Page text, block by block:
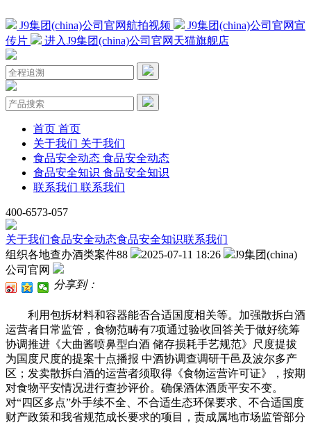
J9集团(china)公司官网航拍视频
J9集团(china)公司官网宣
传片
进入J9集团(china)公司官网天猫旗舰店
首页 首页
关于我们 关于我们
食品安全动态 食品安全动态
食品安全知识 食品安全知识
联系我们 联系我们
400-6573-057
关于我们食品安全动态食品安全知识联系我们
组织各地查办酒类案件88
2025-07-11 18:26
J9集团(china)
公司官网
分享到：
利用包拆材料和容器能否合适国度相关等。加强散拆白酒
运营者日常监管，食物范畴有7项通过验收回答关于做好统筹
协调推进《大曲酱喷鼻型白酒 储存损耗手艺规范》尺度提拔
为国度尺度的提案十点播报 中酒协调查调研干邑及波尔多产
区；发卖散拆白酒的运营者须取得《食物运营许可证》，按期
对食物平安情况进行查抄评价。确保酒体酒质平安不变。
对“四区多点”外手续不全、不合适生态环保要求、不合适国度
财产政策和我省规范成长要求的项目，责成属地市场监管部分